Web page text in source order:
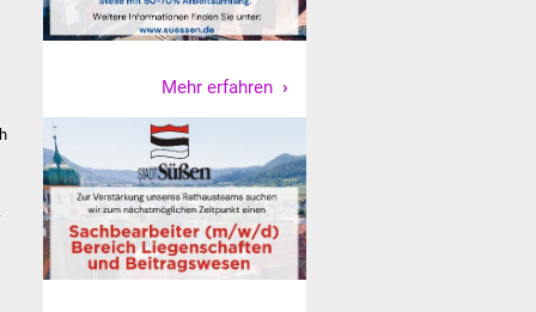
Mehr erfahren